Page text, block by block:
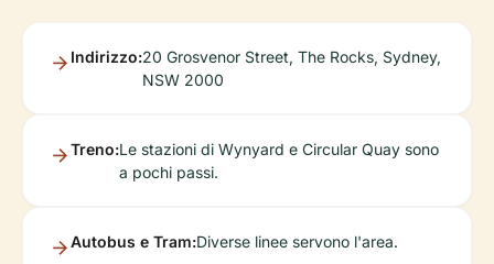
Indirizzo:20 Grosvenor Street, The Rocks, Sydney,
NSW 2000
Treno:Le stazioni di Wynyard e Circular Quay sono
a pochi passi.
Autobus e Tram:Diverse linee servono l'area.